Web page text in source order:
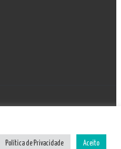
Política de Privacidade Aceito